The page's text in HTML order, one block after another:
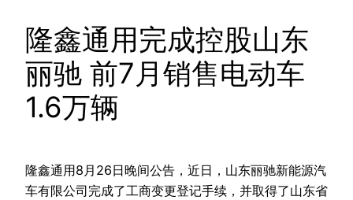
隆鑫通用完成控股山东
丽驰 前7月销售电动车
1.6万辆
隆鑫通用8月26日晚间公告，近日，山东丽驰新能源汽
车有限公司完成了工商变更登记手续，并取得了山东省